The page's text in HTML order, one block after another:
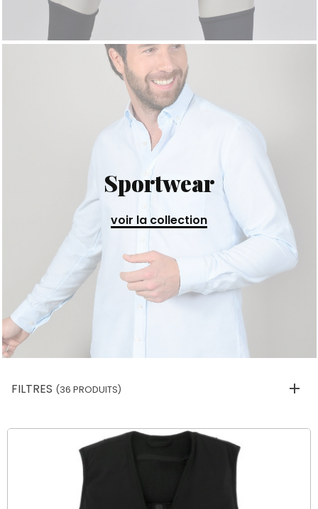
Sportwear
voir la collection
FILTRES (36 PRODUITS)